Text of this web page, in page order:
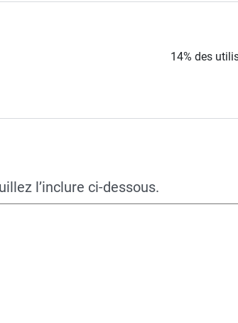
14% des
l’inclure ci-dessous.